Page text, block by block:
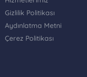
Gizlilik Politikası
Aydınlatma Metni
Çerez Politikası